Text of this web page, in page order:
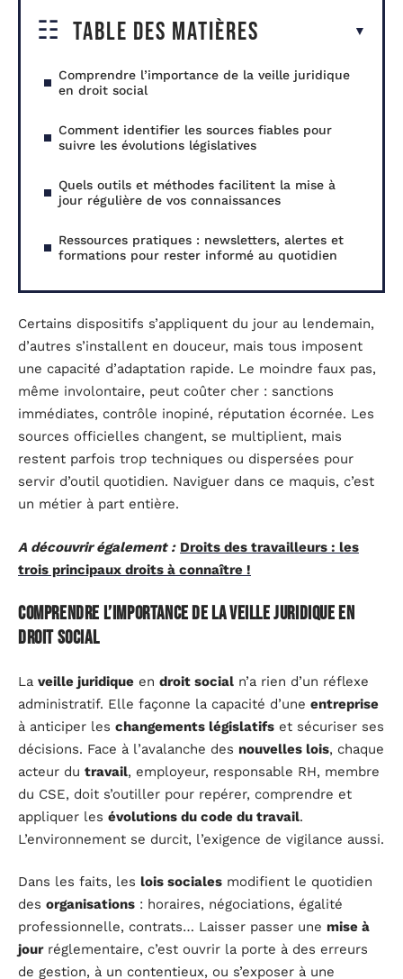
Table des matières
Comprendre l’importance de la veille juridique
en droit social
Comment identifier les sources fiables pour
suivre les évolutions législatives
Quels outils et méthodes facilitent la mise à
jour régulière de vos connaissances
Ressources pratiques : newsletters, alertes et
formations pour rester informé au quotidien
Certains dispositifs s’appliquent du jour au lendemain,
d’autres s’installent en douceur, mais tous imposent
une capacité d’adaptation rapide. Le moindre faux pas,
même involontaire, peut coûter cher : sanctions
immédiates, contrôle inopiné, réputation écornée. Les
sources officielles changent, se multiplient, mais
restent parfois trop techniques ou dispersées pour
servir d’outil quotidien. Naviguer dans ce maquis, c’est
un métier à part entière.
A découvrir également : Droits des travailleurs : les
trois principaux droits à connaître !
Comprendre l’importance de la veille juridique en
droit social
La veille juridique en droit social n’a rien d’un réflexe
administratif. Elle façonne la capacité d’une entreprise
à anticiper les changements législatifs et sécuriser ses
décisions. Face à l’avalanche des nouvelles lois, chaque
acteur du travail, employeur, responsable RH, membre
du CSE, doit s’outiller pour repérer, comprendre et
appliquer les évolutions du code du travail.
L’environnement se durcit, l’exigence de vigilance aussi.
Dans les faits, les lois sociales modifient le quotidien
des organisations : horaires, négociations, égalité
professionnelle, contrats… Laisser passer une mise à
jourréglementaire, c’est ouvrir la porte à des erreurs
de gestion, à un contentieux, ou s’exposer à une